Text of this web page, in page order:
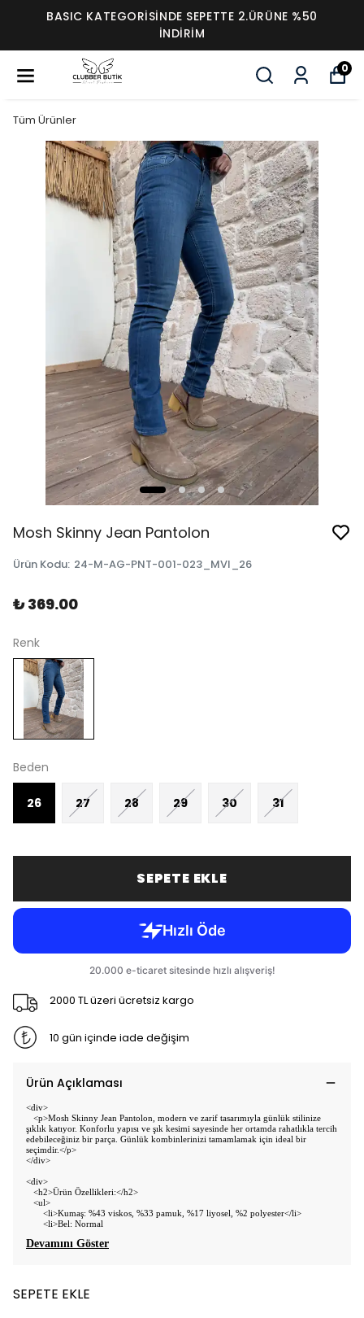
BASIC KATEGORİSİNDE SEPETTE 2.ÜRÜNE %50
İNDİRİM
0
Tüm Ürünler
Mosh Skinny Jean Pantolon
Ürün Kodu: 24-M-AG-PNT-001-023_MVI_26
₺ 369.00
Renk
Beden
26 27 28 29 30 31
SEPETE EKLE
2000 TL üzeri ücretsiz kargo
10 gün içinde iade değişim
Ürün Açıklaması
<div>
<p>Mosh Skinny Jean Pantolon, modern ve zarif tasarımıyla günlük stilinize
şıklık katıyor. Konforlu yapısı ve şık kesimi sayesinde her ortamda rahatlıkla tercih
edebileceğiniz bir parça. Günlük kombinlerinizi tamamlamak için ideal bir
seçimdir.</p>
</div>
<div>
<h2>Ürün Özellikleri:</h2>
<ul>
<li>Kumaş: %43 viskos, %33 pamuk, %17 liyosel, %2 polyester</li>
<li>Bel: Normal
Devamını Göster
SEPETE EKLE